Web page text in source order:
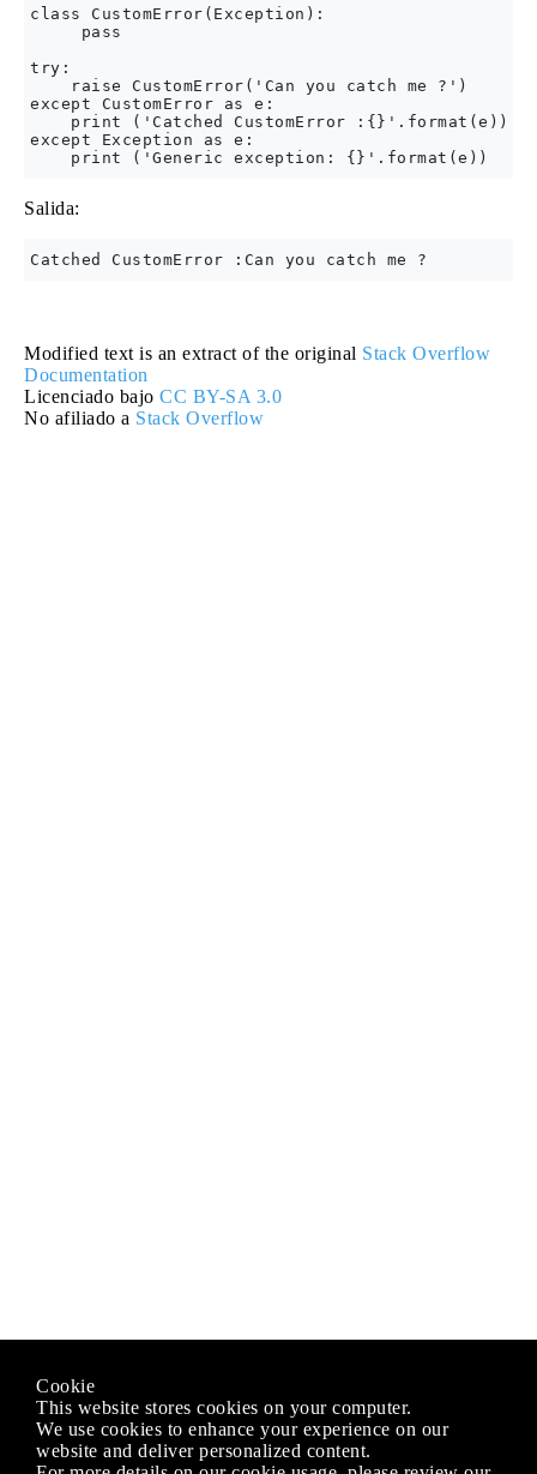
class CustomError(Exception):
     pass
try:
    raise CustomError('Can you catch me ?')
except CustomError as e:
    print ('Catched CustomError :{}'.format(e))
except Exception as e:
Salida:
Modified text is an extract of the original Stack Overflow
Documentation
Licenciado bajo CC BY-SA 3.0
No afiliado a Stack Overflow
Cookie
This website stores cookies on your computer.
We use cookies to enhance your experience on our
website and deliver personalized content.